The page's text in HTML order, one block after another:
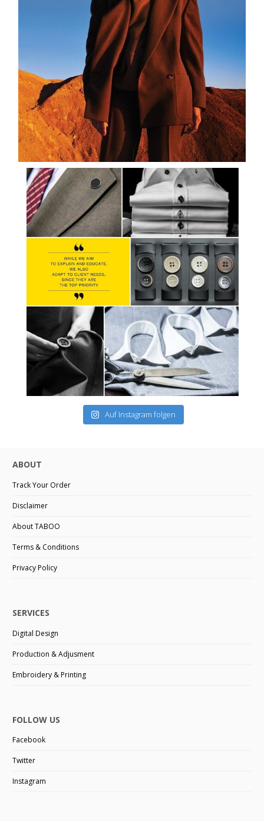
Auf Instagram folgen
ABOUT
Track Your Order
Disclaimer
About TABOO
Terms & Conditions
Privacy Policy
SERVICES
Digital Design
Production & Adjusment
Embroidery & Printing
FOLLOW US
Facebook
Twitter
Instagram